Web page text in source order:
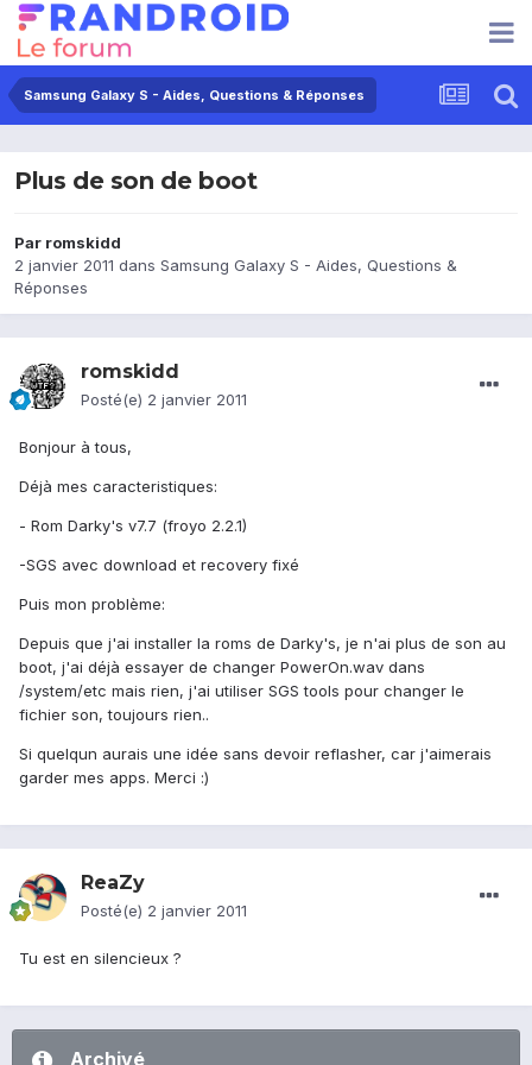
Samsung Galaxy S - Aides, Questions & Réponses
Plus de son de boot
Par romskidd
2 janvier 2011 dans Samsung Galaxy S - Aides, Questions &
Réponses
romskidd
Posté(e) 2 janvier 2011
Bonjour à tous,
Déjà mes caracteristiques:
- Rom Darky's v7.7 (froyo 2.2.1)
-SGS avec download et recovery fixé
Puis mon problème:
Depuis que j'ai installer la roms de Darky's, je n'ai plus de son au
boot, j'ai déjà essayer de changer PowerOn.wav dans
/system/etc mais rien, j'ai utiliser SGS tools pour changer le
fichier son, toujours rien..
Si quelqun aurais une idée sans devoir reflasher, car j'aimerais
garder mes apps. Merci :)
ReaZy
Posté(e) 2 janvier 2011
Tu est en silencieux ?
Archivé